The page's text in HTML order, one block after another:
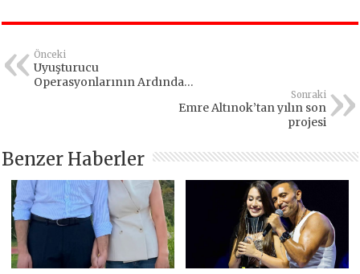
Önceki
Uyuşturucu
Operasyonlarının Ardından
Sonraki
Emre Altınok’tan yılın son
projesi
Benzer Haberler